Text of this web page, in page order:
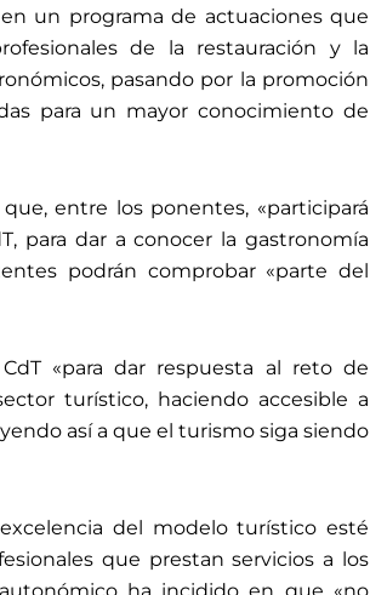
un programa de actuaciones que
de la restauración y la
pasando por la promoción
para un mayor conocimiento de
entre los ponentes, «participará
para dar a conocer la gastronomía
podrán comprobar «parte del
«para dar respuesta al reto de
turístico, haciendo accesible a
así a que el turismo siga siendo
del modelo turístico esté
que prestan servicios a los